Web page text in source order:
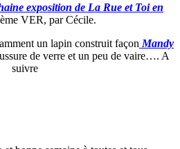
exposition de La Rue et Toi en
VER, par Cécile.
un lapin construit façon Mandy
de verre et un peu de vaire…. A
suivre